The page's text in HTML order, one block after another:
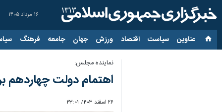
۱۶ مرداد ۱۴۰۵
عناوین‌ سیاست اقتصاد ورزش جهان جامعه فرهنگ
نماینده مجلس:
اهتمام دولت چهاردهم
۲۶ اسفند ۱۴۰۳، ۲۳:۰۱